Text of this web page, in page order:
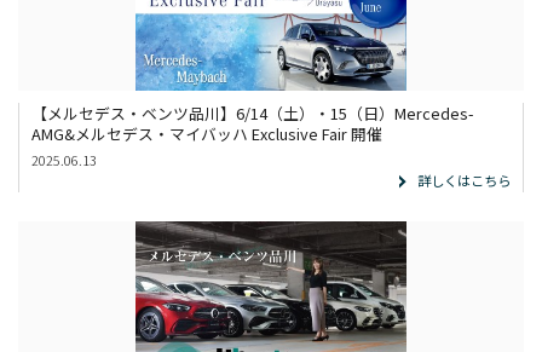
【メルセデス・ベンツ品川】6/14（土）・15（日）Mercedes-
AMG&メルセデス・マイバッハ Exclusive Fair 開催
2025.06.13
詳しくはこちら